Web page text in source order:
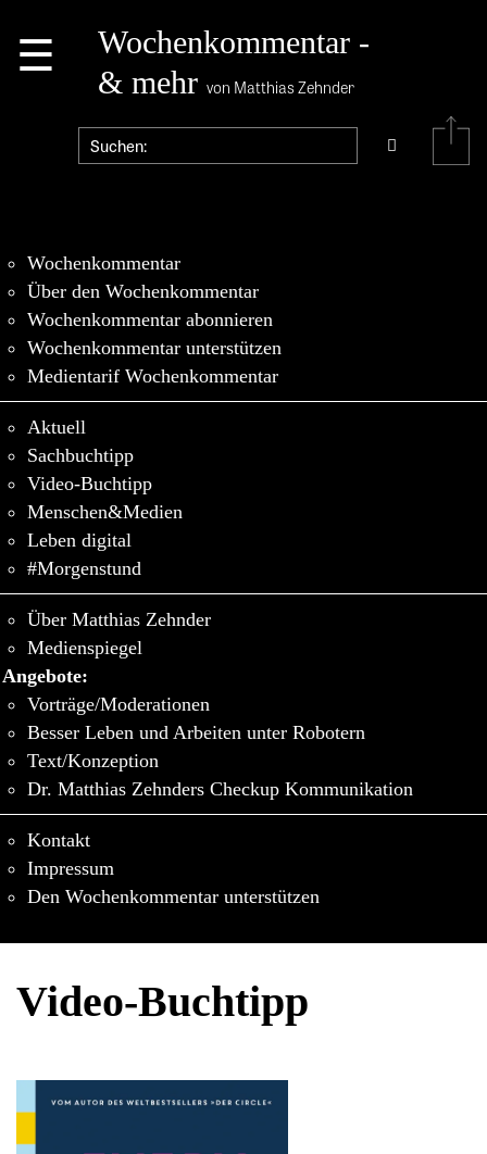
☰
Wochenkommentar -
& mehr von Matthias Zehnder
Wochenkommentar
Über den Wochenkommentar
Wochenkommentar abonnieren
Wochenkommentar unterstützen
Medientarif Wochenkommentar
Aktuell
Sachbuchtipp
Video-Buchtipp
Menschen&Medien
Leben digital
#Morgenstund
Über Matthias Zehnder
Medienspiegel
Angebote:
Vorträge/Moderationen
Besser Leben und Arbeiten unter Robotern
Text/Konzeption
Dr. Matthias Zehnders Checkup Kommunikation
Kontakt
Impressum
Den Wochenkommentar unterstützen
Video-Buchtipp